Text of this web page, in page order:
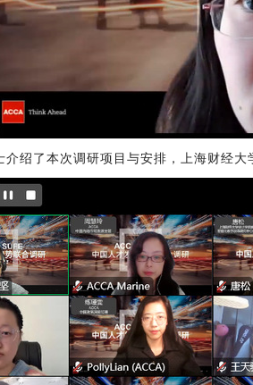
绍了本次调研项目与安排，上海财经